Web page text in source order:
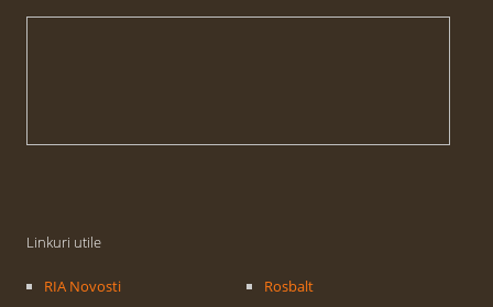
Linkuri utile
RIA Novosti Rosbalt